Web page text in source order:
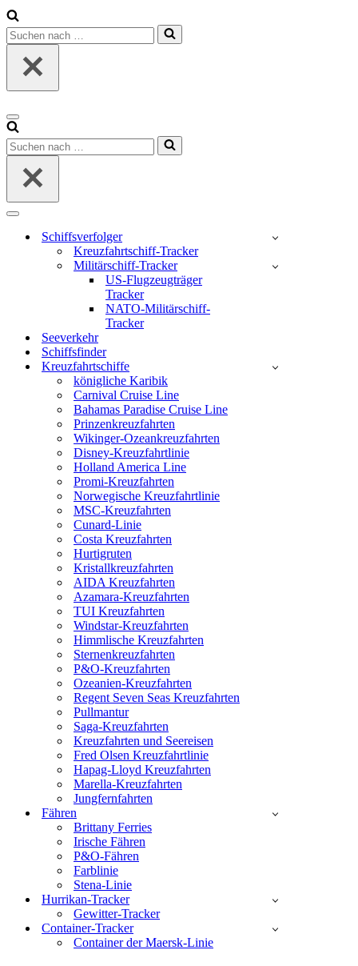
Suchen
nach …
Navigations-
Menü
Suchen
nach …
Navigations-
Schiffsverfolger
Kreuzfahrtschiff-Tracker
Militärschiff-Tracker
US-Flugzeugträger
Tracker
NATO-Militärschiff-
Tracker
Seeverkehr
Schiffsfinder
Kreuzfahrtschiffe
königliche Karibik
Carnival Cruise Line
Bahamas Paradise Cruise Line
Prinzenkreuzfahrten
Wikinger-Ozeankreuzfahrten
Disney-Kreuzfahrtlinie
Holland America Line
Promi-Kreuzfahrten
Norwegische Kreuzfahrtlinie
MSC-Kreuzfahrten
Cunard-Linie
Costa Kreuzfahrten
Hurtigruten
Kristallkreuzfahrten
AIDA Kreuzfahrten
Azamara-Kreuzfahrten
TUI Kreuzfahrten
Windstar-Kreuzfahrten
Himmlische Kreuzfahrten
Sternenkreuzfahrten
P&O-Kreuzfahrten
Ozeanien-Kreuzfahrten
Regent Seven Seas Kreuzfahrten
Pullmantur
Saga-Kreuzfahrten
Kreuzfahrten und Seereisen
Fred Olsen Kreuzfahrtlinie
Hapag-Lloyd Kreuzfahrten
Marella-Kreuzfahrten
Jungfernfahrten
Fähren
Brittany Ferries
Irische Fähren
P&O-Fähren
Farblinie
Stena-Linie
Hurrikan-Tracker
Gewitter-Tracker
Container-Tracker
Container der Maersk-Linie